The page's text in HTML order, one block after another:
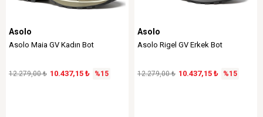
Asolo
Asolo Maia GV Kadın Bot
10.437,15 ₺
12.279,00 ₺ %15
Asolo
Asolo Rigel GV Erkek Bot
10.437,15 ₺
12.279,00 ₺ %15